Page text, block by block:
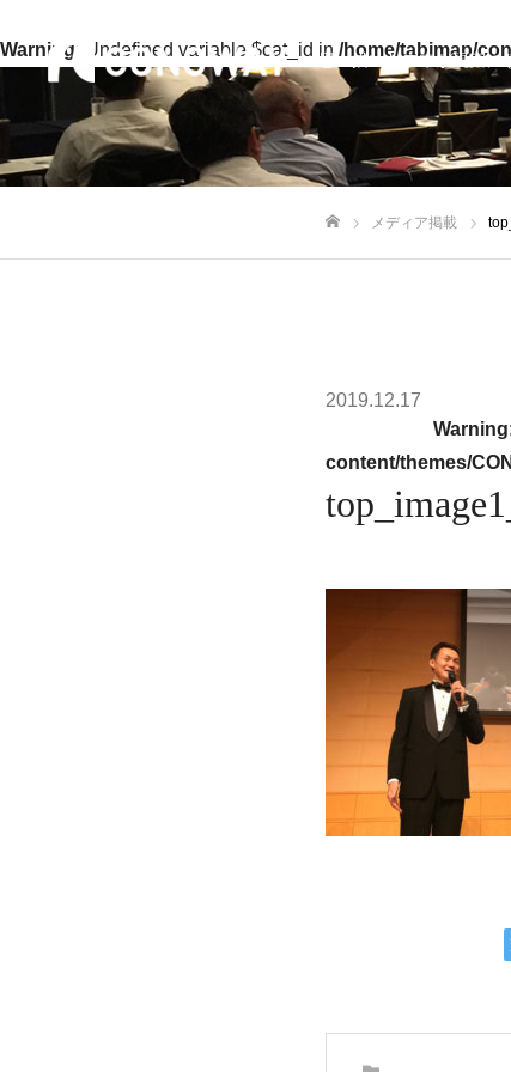
思い描いた未来が現実に
Warning: Undefined variable $cat_id in /home/tabimap/
メディア掲載
2019.12.17
Warning
content/themes/